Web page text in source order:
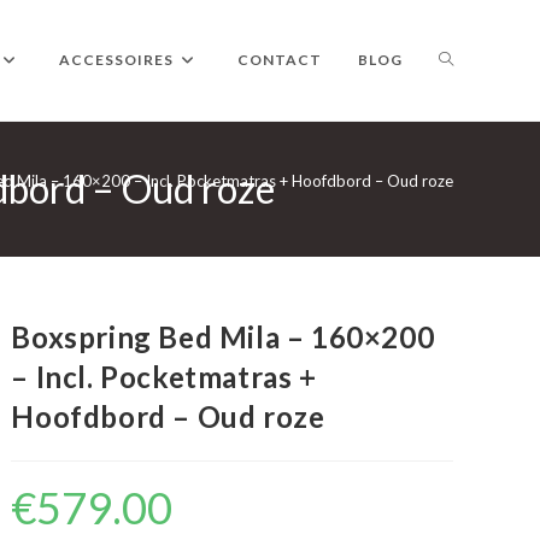
ACCESSOIRES CONTACT BLOG TOGGLE
WEBSITE
– Oud roze
Mila – 160×200 – Incl. Pocketmatras + Hoofdbord – Oud roze
Boxspring Bed Mila – 160×200
– Incl. Pocketmatras +
Hoofdbord – Oud roze
€579.00